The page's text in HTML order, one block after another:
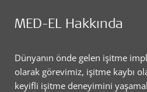
MED-EL Hakkında
Dünyanın önde gelen işitme
olarak görevimiz, işitme kaybı
keyifli işitme deneyimini